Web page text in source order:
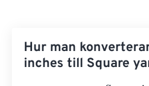
Hur man
inches till Square